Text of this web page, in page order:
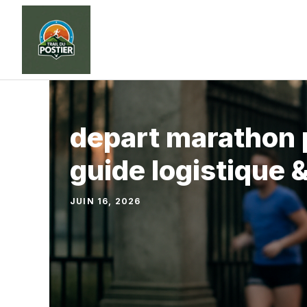
Aller
contenu
depart marathon
guide logistique
JUIN 16, 2026